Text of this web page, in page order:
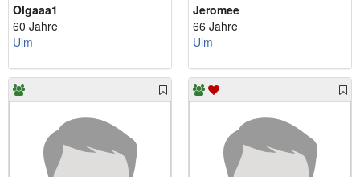
Olgaaa1
60 Jahre
Ulm
Jeromee
66 Jahre
Ulm